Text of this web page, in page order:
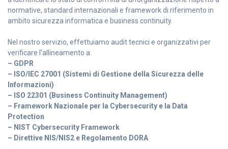
normative, standard internazionali e framework di riferimento in
ambito sicurezza informatica e business continuity.
Nel nostro servizio, effettuiamo audit tecnici e organizzativi per
verificare l’allineamento a:
– GDPR
– ISO/IEC 27001 (Sistemi di Gestione della Sicurezza delle
Informazioni)
– ISO 22301 (Business Continuity Management)
– Framework Nazionale per la Cybersecurity e la Data
Protection
– NIST Cybersecurity Framework
– Direttive NIS/NIS2 e Regolamento DORA